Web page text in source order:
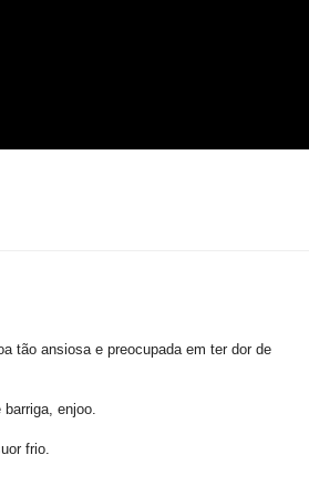
tão ansiosa e preocupada em ter dor de
enjoo.
frio.